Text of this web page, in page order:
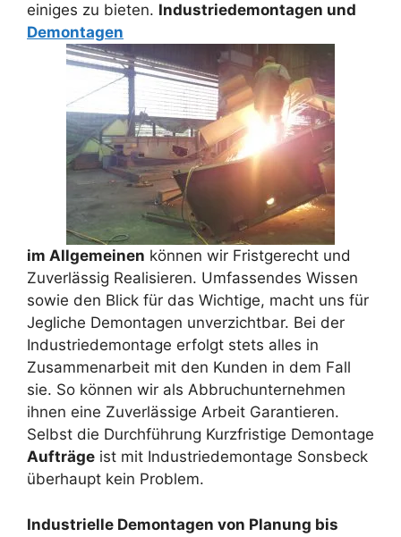
einiges zu bieten. Industriedemontagen und
Demontagen
im Allgemeinen können wir Fristgerecht und
Zuverlässig Realisieren. Umfassendes Wissen
sowie den Blick für das Wichtige, macht uns für
Jegliche Demontagen unverzichtbar. Bei der
Industriedemontage erfolgt stets alles in
Zusammenarbeit mit den Kunden in dem Fall
sie. So können wir als Abbruchunternehmen
ihnen eine Zuverlässige Arbeit Garantieren.
Selbst die Durchführung Kurzfristige Demontage
Aufträge ist mit Industriedemontage Sonsbeck
überhaupt kein Problem.
Industrielle Demontagen von Planung bis